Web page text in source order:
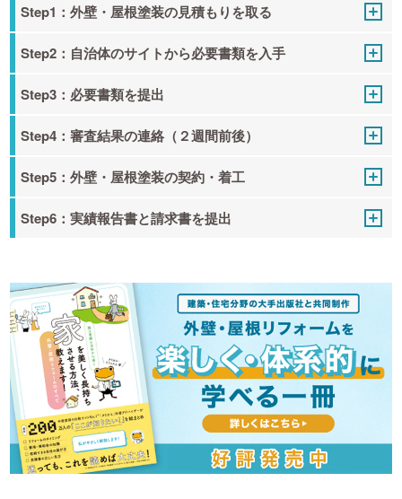
Step1：外壁・屋根塗装の見積もりを取る
Step2：自治体のサイトから必要書類を入手
Step3：必要書類を提出
Step4：審査結果の連絡（２週間前後）
Step5：外壁・屋根塗装の契約・着工
Step6：実績報告書と請求書を提出